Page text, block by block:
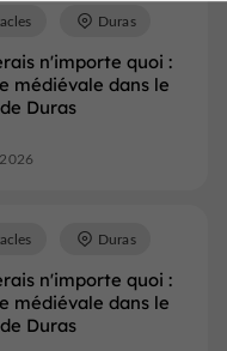
n'importe quoi :
médiévale dans le
Duras
Duras
n'importe quoi :
médiévale dans le
Duras
Duras